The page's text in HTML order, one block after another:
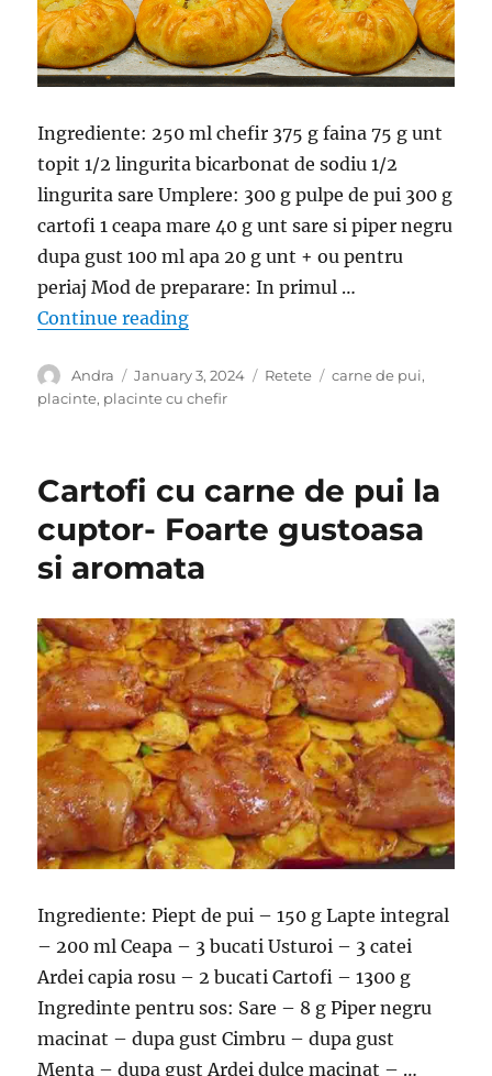
Ingrediente: 250 ml chefir 375 g faina 75 g unt
topit 1/2 lingurita bicarbonat de sodiu 1/2
lingurita sare Umplere: 300 g pulpe de pui 300 g
cartofi 1 ceapa mare 40 g unt sare si piper negru
dupa gust 100 ml apa 20 g unt + ou pentru
periaj Mod de preparare: In primul …
Continue reading“Placinte cu carne de pui si
Author
Andra
Posted
on
January 3, 2024 Categories
Retete Tags
carne de pui,
placinte, placinte cu chefir
Cartofi cu carne de pui la
cuptor- Foarte gustoasa
si aromata
Ingrediente: Piept de pui – 150 g Lapte integral
– 200 ml Ceapa – 3 bucati Usturoi – 3 catei
Ardei capia rosu – 2 bucati Cartofi – 1300 g
Ingredinte pentru sos: Sare – 8 g Piper negru
macinat – dupa gust Cimbru – dupa gust
Menta – dupa gust Ardei dulce macinat – …